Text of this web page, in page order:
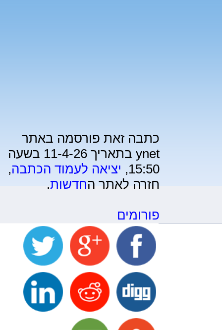
כתבה זאת פורסמה באתר
ynet בתאריך 11-4-26 בשעה
15:50, יציאה לעמוד הכתבה,
חזרה לאתר החדשות.
פורומים